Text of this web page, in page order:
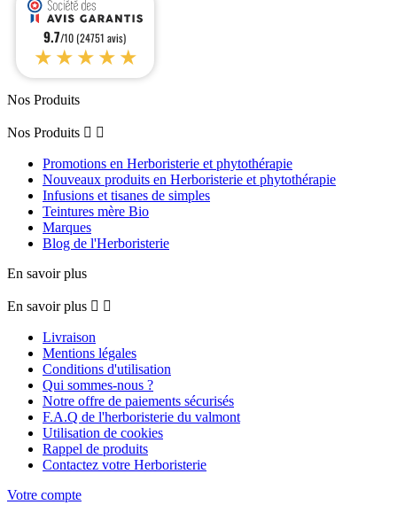
9.7/10 (24751 avis)
★★★★★
Nos Produits
Nos Produits  
Promotions en Herboristerie et phytothérapie
Nouveaux produits en Herboristerie et phytothérapie
Infusions et tisanes de simples
Teintures mère Bio
Marques
Blog de l'Herboristerie
En savoir plus
En savoir plus  
Livraison
Mentions légales
Conditions d'utilisation
Qui sommes-nous ?
Notre offre de paiements sécurisés
F.A.Q de l'herboristerie du valmont
Utilisation de cookies
Rappel de produits
Contactez votre Herboristerie
Votre compte